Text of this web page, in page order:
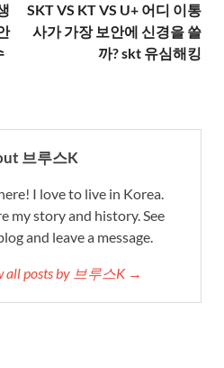
SKT VS KT VS U+ 어디 이통
사가 가장 보안에 신경을 쓸
까? skt 유심해킹
브루스K
I love to live in Korea.
my story and history. See
and leave a message.
all posts by 브루스K →